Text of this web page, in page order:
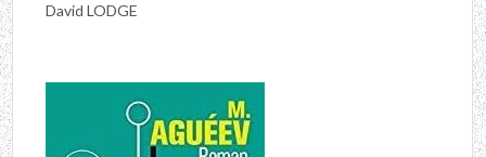
David LODGE